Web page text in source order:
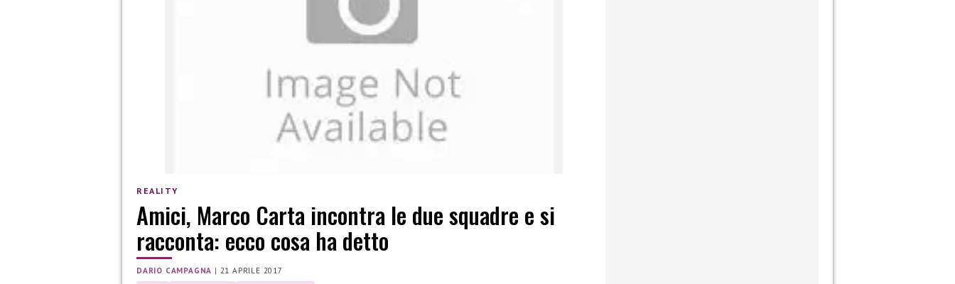
REALITY
Amici, Marco Carta incontra le due squadre e si
racconta: ecco cosa ha detto
DARIO CAMPAGNA | 21 APRILE 2017